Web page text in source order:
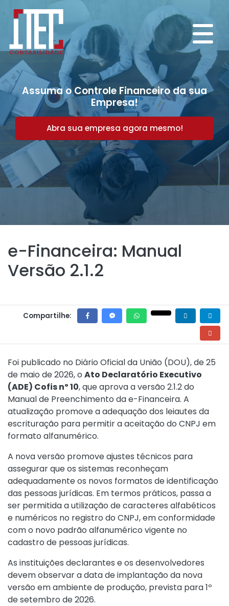
Assuma o Controle Financeiro da sua
Empresa!
Abra sua empresa agora mesmo!
e-Financeira: Manual
Versão 2.1.2
Compartilhe:
Foi publicado no Diário Oficial da União (DOU), de 25
de maio de 2026, o Ato Declaratório Executivo
(ADE) Cofis nº 10, que aprova a versão 2.1.2 do
Manual de Preenchimento da e-Financeira. A
atualização promove a adequação dos leiautes da
escrituração para permitir a aceitação do CNPJ em
formato alfanumérico.
A nova versão promove ajustes técnicos para
assegurar que os sistemas reconheçam
adequadamente os novos formatos de identificação
das pessoas jurídicas. Em termos práticos, passa a
ser permitida a utilização de caracteres alfabéticos
e numéricos no registro do CNPJ, em conformidade
com o novo padrão alfanumérico vigente no
cadastro de pessoas jurídicas.
As instituições declarantes e os desenvolvedores
devem observar a data de implantação da nova
versão em ambiente de produção, prevista para 1º
de setembro de 2026.